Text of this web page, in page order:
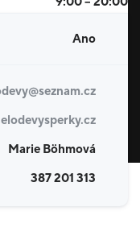
Ano
Marie Böhmová
387 201 313